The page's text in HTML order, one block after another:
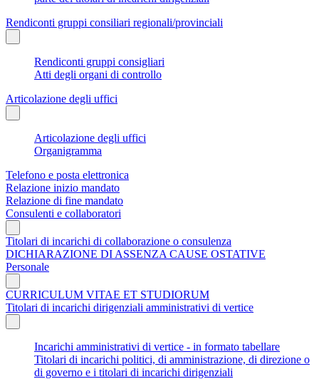
Rendiconti gruppi consiliari regionali/provinciali
Rendiconti gruppi consigliari
Atti degli organi di controllo
Articolazione degli uffici
Articolazione degli uffici
Organigramma
Telefono e posta elettronica
Relazione inizio mandato
Relazione di fine mandato
Consulenti e collaboratori
Titolari di incarichi di collaborazione o consulenza
DICHIARAZIONE DI ASSENZA CAUSE OSTATIVE
Personale
CURRICULUM VITAE ET STUDIORUM
Titolari di incarichi dirigenziali amministrativi di vertice
Incarichi amministrativi di vertice - in formato tabellare
Titolari di incarichi politici, di amministrazione, di direzione o
di governo e i titolari di incarichi dirigenziali